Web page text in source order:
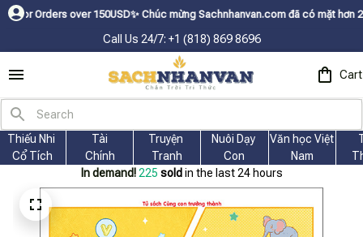
ㅤ✨Chúc mừng Sachnhanvan.com đã có mặt hơn 200 quốc gia như
Call Us 24/7: +1 (818) 869 8696
Cart
Thiếu Nhi
Cổ Tích
Tài
Chính
Truyện
Tranh
Nuôi Dạy
Con
Văn học Việt
Nam
In demand! 229 sold in the last 24 hours